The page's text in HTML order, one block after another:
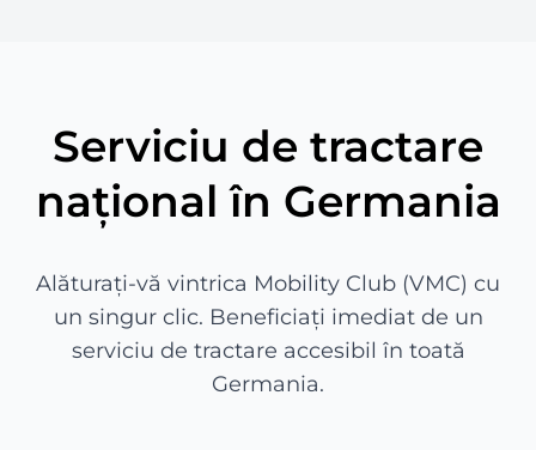
Serviciu de tractare
național în Germania
Alăturați-vă vintrica Mobility Club (VMC) cu
un singur clic. Beneficiați imediat de un
serviciu de tractare accesibil în toată
Germania.